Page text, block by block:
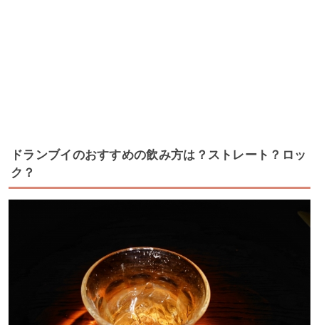
ドランブイのおすすめの飲み方は？ストレート？ロッ
ク？